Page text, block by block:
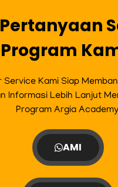
m
Program
Kami Siap
Informasi Lebih Lanjut
Program Argia
AMI